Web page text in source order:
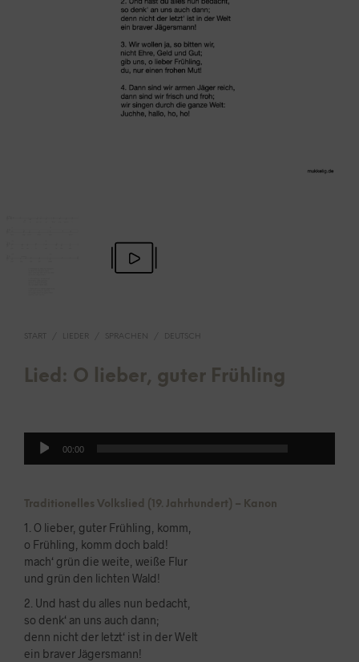
START LIEDER SPRACHEN DEUTSCH
Lied: O lieber, guter Frühling
Audio-
00:00
Traditionelles Volkslied (19. Jahrhundert) – Kanon
1. O lieber, guter Frühling, komm,
o Frühling, komm doch bald!
mach‘ grün die weite, weiße Flur
und grün den lichten Wald!
2. Und hast du alles nun bedacht,
so denk‘ an uns auch dann;
denn nicht der letzt‘ ist in der Welt
ein braver Jägersmann!